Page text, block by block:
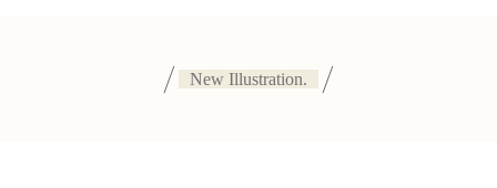
New Illustration.